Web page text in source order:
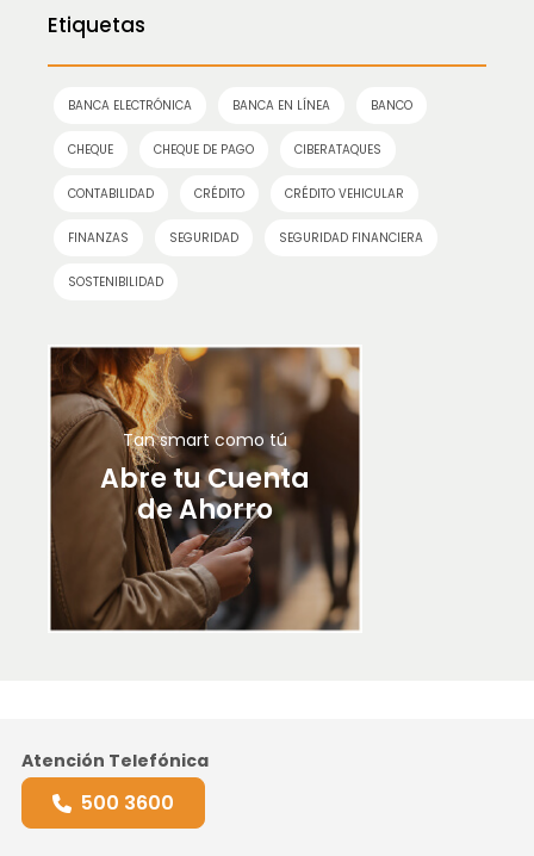
Etiquetas
BANCA ELECTRÓNICA BANCA EN LÍNEA BANCO
CHEQUE CHEQUE DE PAGO CIBERATAQUES
CONTABILIDAD CRÉDITO CRÉDITO VEHICULAR
FINANZAS SEGURIDAD SEGURIDAD FINANCIERA
SOSTENIBILIDAD
Tan smart como tú
Abre tu Cuenta
de Ahorro
Atención Telefónica
500 3600